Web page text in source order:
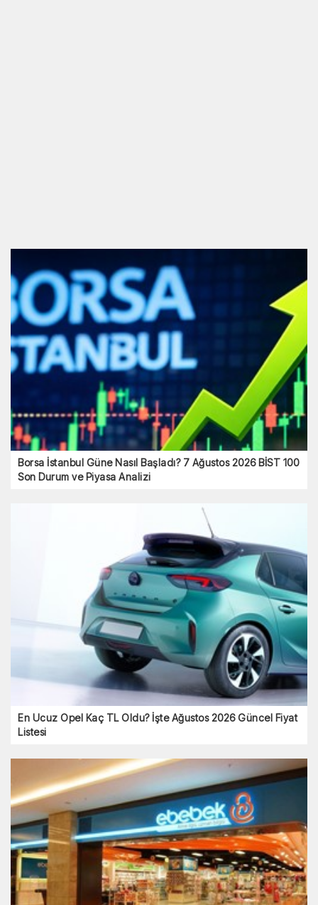
Borsa İstanbul Güne Nasıl Başladı? 7 Ağustos 2026 BİST 100
Son Durum ve Piyasa Analizi
En Ucuz Opel Kaç TL Oldu? İşte Ağustos 2026 Güncel Fiyat
Listesi